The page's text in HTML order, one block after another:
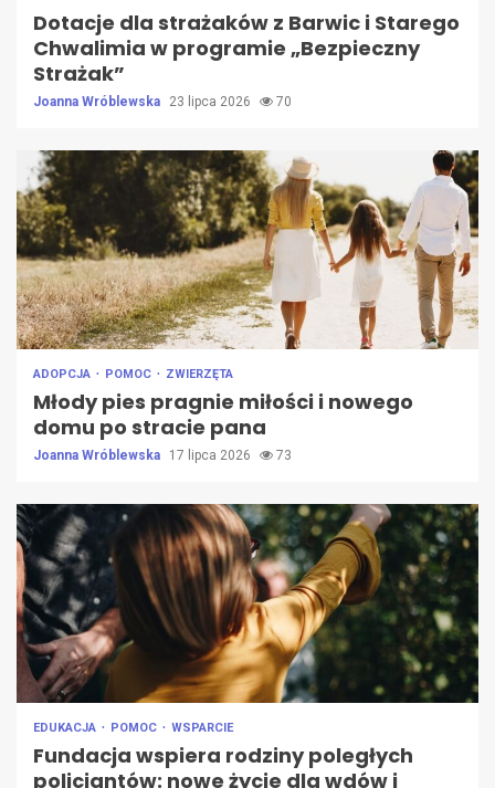
Dotacje dla strażaków z Barwic i Starego
Chwalimia w programie „Bezpieczny
Strażak”
Joanna Wróblewska 23 lipca 2026 70
ADOPCJA POMOC ZWIERZĘTA
Młody pies pragnie miłości i nowego
domu po stracie pana
Joanna Wróblewska 17 lipca 2026 73
EDUKACJA POMOC WSPARCIE
Fundacja wspiera rodziny poległych
policjantów: nowe życie dla wdów i